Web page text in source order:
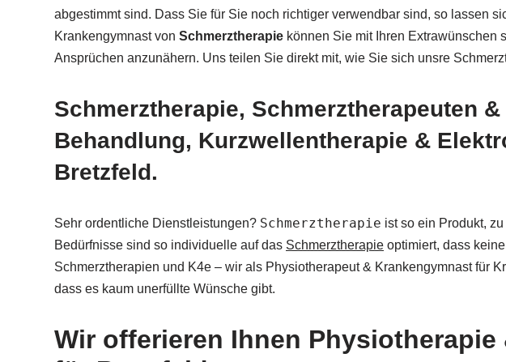
abgestimmt sind. Dass Sie für Sie noch richtiger verwendbar sind, so lassen
Krankengymnast von Schmerztherapie können Sie mit Ihren Extrawünschen
Ansprüchen anzunähern. Uns teilen Sie direkt mit, wie Sie sich unsre
Schmerztherapie, Schmerztherapeuten
Behandlung, Kurzwellentherapie &
Bretzfeld.
Sehr ordentliche Dienstleistungen? Schmerztherapie ist so ein Produkt,
Bedürfnisse sind so individuelle auf das Schmerztherapie optimiert, dass
Schmerztherapien und K4e – wir als Physiotherapeut & Krankengymnast für
dass es kaum unerfüllte Wünsche gibt.
Wir offerieren Ihnen